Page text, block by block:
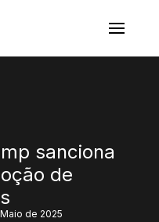
sanciona
de
de 2025